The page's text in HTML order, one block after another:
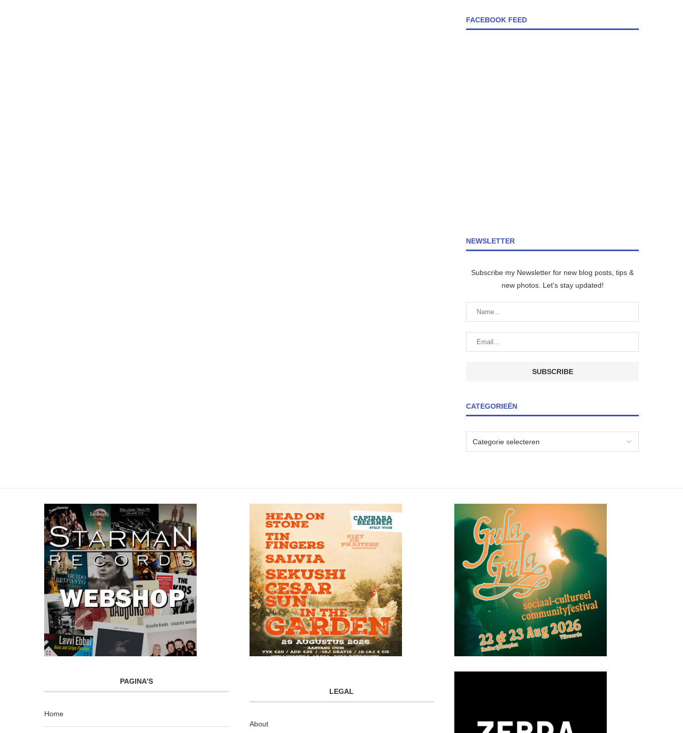
FACEBOOK FEED
NEWSLETTER
Subscribe my Newsletter for new blog posts, tips &
new photos. Let's stay updated!
CATEGORIEËN
PAGINA’S
Home
LEGAL
About